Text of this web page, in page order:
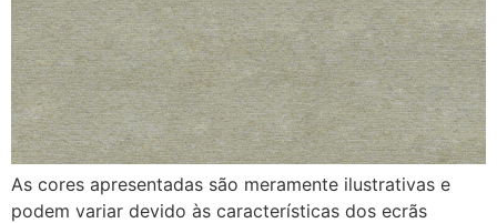
As cores apresentadas são meramente ilustrativas e
podem variar devido às características dos ecrãs